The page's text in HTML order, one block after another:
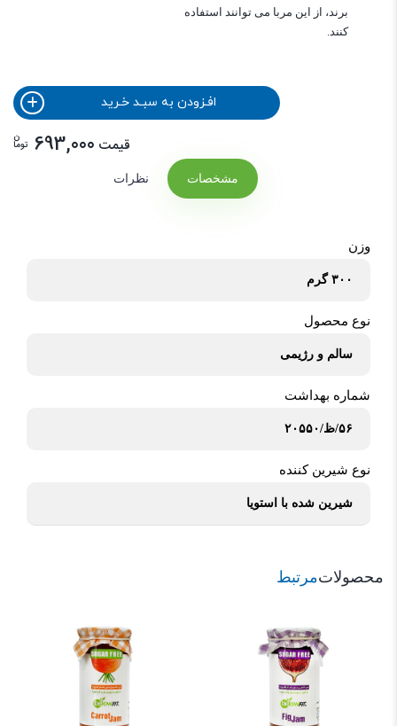
برند، از این مربا می توانند استفاده
کنند.
افـزودن به سبـد خـرید
قیمت 693,000 توما
ن
مشخصات نظرات
وزن
۳۰۰ گرم
نوع محصول
سالم و رژیمی
شماره بهداشت
۵۶/ظ/۲۰۵۵۰
نوع شیرین کننده
شیرین شده با استویا
محصولاتمرتبط
مربا توت فرنگی بیلو
660,000 تومان